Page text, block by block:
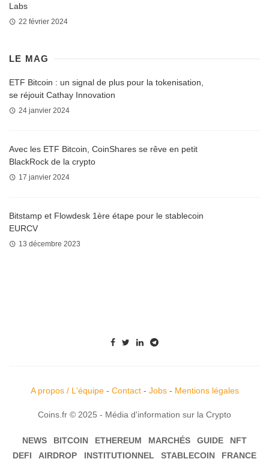
Labs
22 février 2024
LE MAG
ETF Bitcoin : un signal de plus pour la tokenisation,
se réjouit Cathay Innovation
24 janvier 2024
Avec les ETF Bitcoin, CoinShares se rêve en petit
BlackRock de la crypto
17 janvier 2024
Bitstamp et Flowdesk 1ère étape pour le stablecoin
EURCV
13 décembre 2023
A propos / L'équipe- Contact- Jobs- Mentions légales
Coins.fr © 2025 - Média d'information sur la Crypto
NEWS BITCOIN ETHEREUM MARCHÉS GUIDE
NFT
DEFI
AIRDROP INSTITUTIONNEL STABLECOIN FRANCE